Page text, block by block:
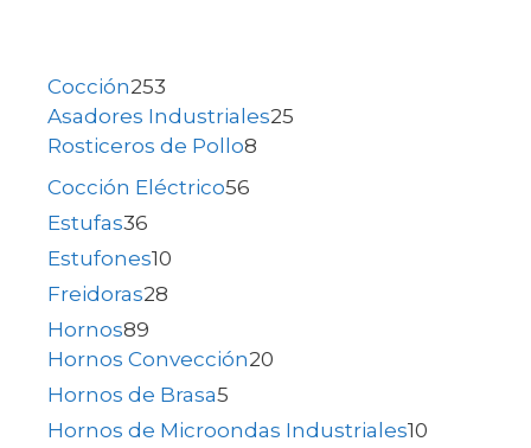
Cocción253
Asadores Industriales25
Rosticeros de Pollo8
Cocción Eléctrico56
Estufas36
Estufones10
Freidoras28
Hornos89
Hornos Convección20
Hornos de Brasa5
Hornos de Microondas Industriales10